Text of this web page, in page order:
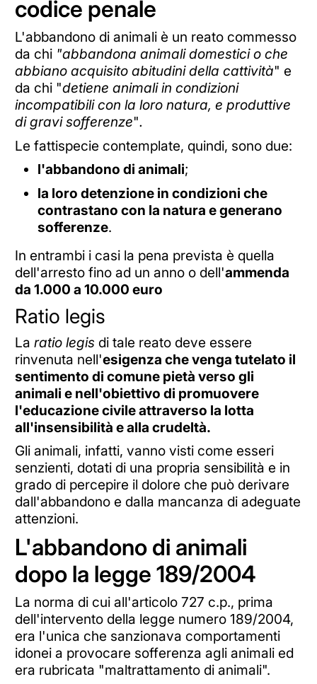
codice penale
L'abbandono di animali è un reato commesso
da chi "abbandona animali domestici o che
abbiano acquisito abitudini della cattività" e
da chi "detiene animali in condizioni
incompatibili con la loro natura, e produttive
di gravi sofferenze".
Le fattispecie contemplate, quindi, sono due:
l'abbandono di animali;
la loro detenzione in condizioni che
contrastano con la natura e generano
sofferenze.
In entrambi i casi la pena prevista è quella
dell'arresto fino ad un anno o dell'ammenda
da 1.000 a 10.000 euro
Ratio legis
La ratio legis di tale reato deve essere
rinvenuta nell'esigenza che venga tutelato il
sentimento di comune pietà verso gli
animali e nell'obiettivo di promuovere
l'educazione civile attraverso la lotta
all'insensibilità e alla crudeltà.
Gli animali, infatti, vanno visti come esseri
senzienti, dotati di una propria sensibilità e in
grado di percepire il dolore che può derivare
dall'abbandono e dalla mancanza di adeguate
attenzioni.
L'abbandono di animali
dopo la legge 189/2004
La norma di cui all'articolo 727 c.p., prima
dell'intervento della legge numero 189/2004,
era l'unica che sanzionava comportamenti
idonei a provocare sofferenza agli animali ed
era rubricata "maltrattamento di animali".